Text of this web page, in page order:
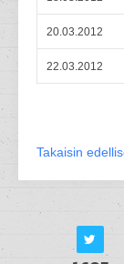
20.03.2012
22.03.2012
Takaisin